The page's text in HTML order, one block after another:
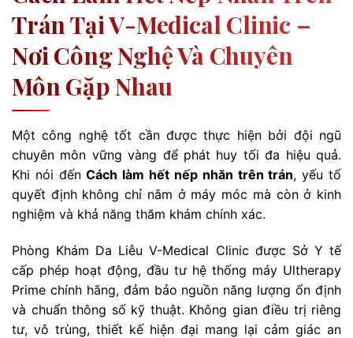
Trán Tại V-Medical Clinic –
Nơi Công Nghệ Và Chuyên
Môn Gặp Nhau
Một công nghệ tốt cần được thực hiện bởi đội ngũ
chuyên môn vững vàng để phát huy tối đa hiệu quả.
Khi nói đếnCách làm hết nếp nhăn trên trán, yếu tố
quyết định không chỉ nằm ở máy móc mà còn ở kinh
nghiệm và khả năng thăm khám chính xác.
Phòng Khám Da Liễu V-Medical Clinic được Sở Y tế
cấp phép hoạt động, đầu tư hệ thống máy Ultherapy
Prime chính hãng, đảm bảo nguồn năng lượng ổn định
và chuẩn thông số kỹ thuật. Không gian điều trị riêng
tư, vô trùng, thiết kế hiện đại mang lại cảm giác an